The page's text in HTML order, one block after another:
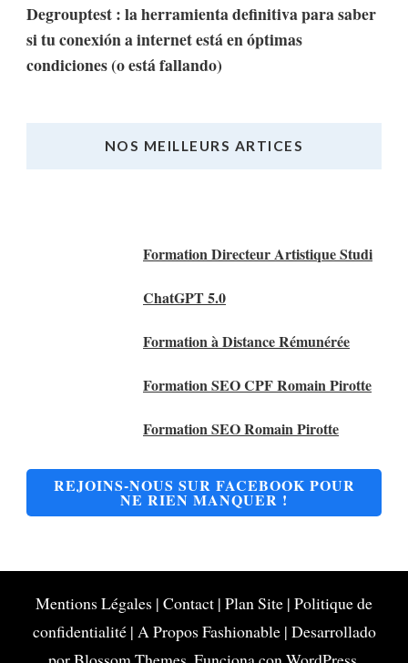
Degrouptest : la herramienta definitiva para saber
si tu conexión a internet está en óptimas
condiciones (o está fallando)
NOS MEILLEURS ARTICES
Formation Directeur Artistique Studi
ChatGPT 5.0
Formation à Distance Rémunérée
Formation SEO CPF Romain Pirotte
Formation SEO Romain Pirotte
REJOINS-NOUS SUR FACEBOOK POUR
NE RIEN MANQUER !
Mentions Légales | Contact | Plan Site | Politique de
confidentialité| A Propos Fashionable | Desarrollado